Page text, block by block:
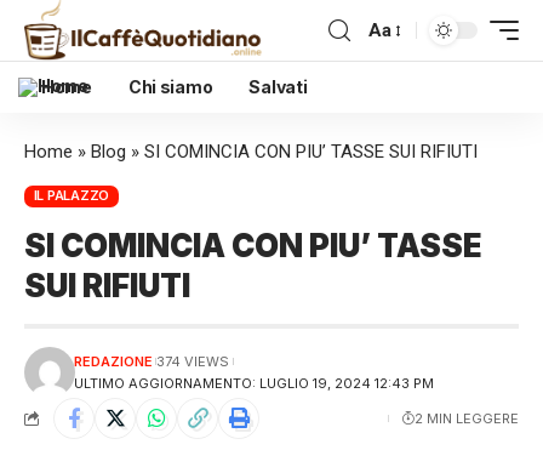
Aa
Home Chi siamo Salvati
Home » Blog » SI COMINCIA CON PIU’ TASSE SUI RIFIUTI
IL PALAZZO
SI COMINCIA CON PIU’ TASSE
SUI RIFIUTI
ULTIMO AGGIORNAMENTO: LUGLIO 19, 2024 12:43 PM
REDAZIONE 374 VIEWS
2 MIN LEGGERE